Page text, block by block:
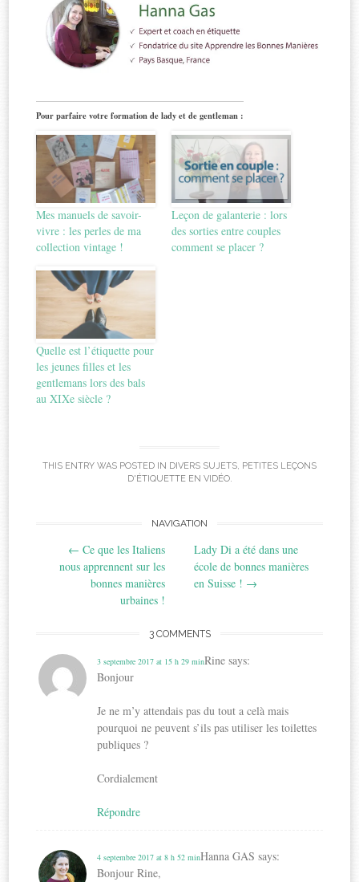
Pour parfaire votre formation de lady et de gentleman :
Mes manuels de savoir-
vivre : les perles de ma
collection vintage !
Leçon de galanterie : lors
des sorties entre couples
comment se placer ?
Quelle est l’étiquette pour
les jeunes filles et les
gentlemans lors des bals
au XIXe siècle ?
THIS ENTRY WAS POSTED IN DIVERS SUJETS, PETITES LEÇONS
D'ÉTIQUETTE EN VIDÉO.
navigation
NAVIGATION
← Ce que les Italiens
nous apprennent sur les
bonnes manières
urbaines !
Lady Di a été dans une
école de bonnes manières
en Suisse ! →
3 COMMENTS
Rine says:
3 septembre 2017 at 15 h 29 min
Bonjour
Je ne m’y attendais pas du tout a celà mais
pourquoi ne peuvent s’ils pas utiliser les toilettes
publiques ?
Cordialement
Répondre
Hanna GAS says:
4 septembre 2017 at 8 h 52 min
Bonjour Rine,